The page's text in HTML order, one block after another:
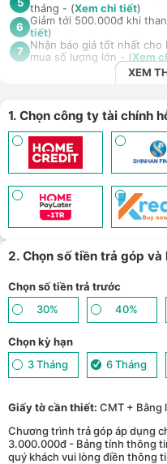
5 tháng - (Xem chi tiết)
6 Giảm tới 500.000đ khi
tiết)
7
Nhận báo giá tốt nhất cho
mua số lượng lớn - (Xem
XEM
1. Chọn công ty tài chính
2. Chọn số tiền trả góp và
Chọn số tiền trả trước
30%
40%
Chọn kỳ hạn
3 Tháng
6 Tháng
Giấy tờ cần thiết: CMT + Bằng
Chương trình trả góp áp dụng
3.000.000đ - Bảng tính thông
quý khách vui lòng điền thông